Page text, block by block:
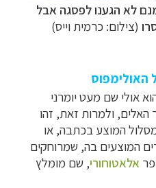
לא הגענו לפסגה אבל
(צילום: כרמית וייס)
האולימפוס
אולי שם מעט יומרני
ולמרות זאת, זהו
המוצע בכתבה, או
המוצעים בה, שמרוחקים
אלאטוחורי, שם מומלץ